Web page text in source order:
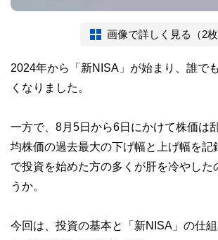
画像で詳しく見る（2枚
2024年から「新NISA」が始まり、誰で
くなりました。
一方で、8月5日から6日にかけて株価は
均株価の過去最大の下げ幅と上げ幅を記
で投資を始めた方の多くが肝を冷やした
うか。
今回は、投資の基本と「新NISA」の仕